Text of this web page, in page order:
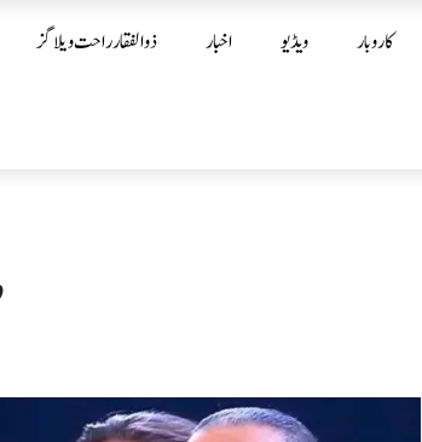
ذوالفقار راحت ویلاگز اخبار ویڈیو کاروبار